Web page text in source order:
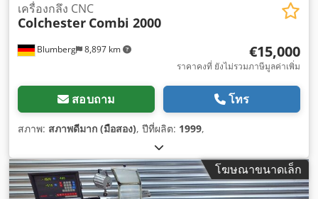
Blumberg 8,897 km
เครื่องกลึง CNC
Colchester Combi 2000
€15,000
ราคาคงที่ ยังไม่รวมภาษีมูลค่าเพิ่ม
สอบถาม โทร
สภาพ: สภาพดีมาก (มือสอง), ปีที่ผลิต: 1999,
โฆษณาขนาดเล็ก